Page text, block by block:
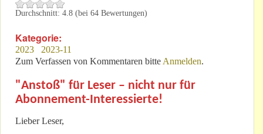
Durchschnitt: 4.8 (bei 64 Bewertungen)
Kategorie:
2023
2023-11
Zum Verfassen von Kommentaren bitte Anmelden.
"Anstoß" für Leser – nicht nur für
Abonnement-Interessierte!
Lieber Leser,